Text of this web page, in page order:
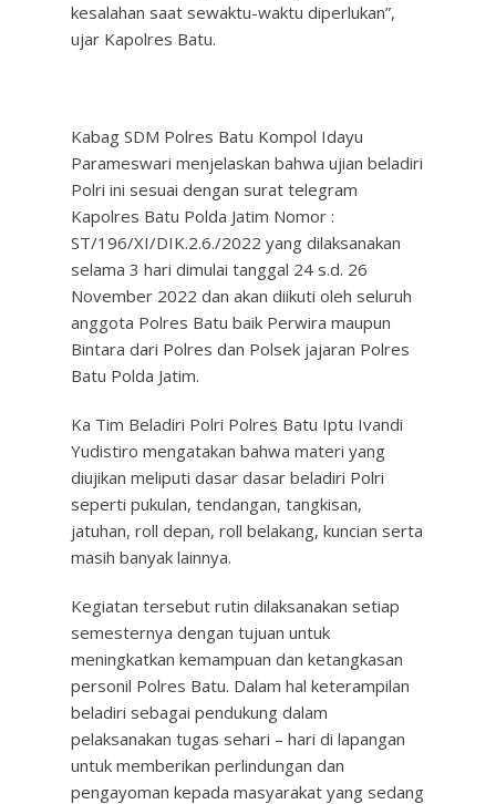
kesalahan saat sewaktu-waktu diperlukan”,
ujar Kapolres Batu.
Kabag SDM Polres Batu Kompol Idayu
Parameswari menjelaskan bahwa ujian beladiri
Polri ini sesuai dengan surat telegram
Kapolres Batu Polda Jatim Nomor :
ST/196/XI/DIK.2.6./2022 yang dilaksanakan
selama 3 hari dimulai tanggal 24 s.d. 26
November 2022 dan akan diikuti oleh seluruh
anggota Polres Batu baik Perwira maupun
Bintara dari Polres dan Polsek jajaran Polres
Batu Polda Jatim.
Ka Tim Beladiri Polri Polres Batu Iptu Ivandi
Yudistiro mengatakan bahwa materi yang
diujikan meliputi dasar dasar beladiri Polri
seperti pukulan, tendangan, tangkisan,
jatuhan, roll depan, roll belakang, kuncian serta
masih banyak lainnya.
Kegiatan tersebut rutin dilaksanakan setiap
semesternya dengan tujuan untuk
meningkatkan kemampuan dan ketangkasan
personil Polres Batu. Dalam hal keterampilan
beladiri sebagai pendukung dalam
pelaksanakan tugas sehari – hari di lapangan
untuk memberikan perlindungan dan
pengayoman kepada masyarakat yang sedang